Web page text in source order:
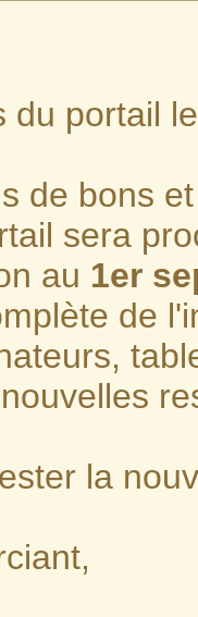
du portail
de bons
sera
au 1er
de
la